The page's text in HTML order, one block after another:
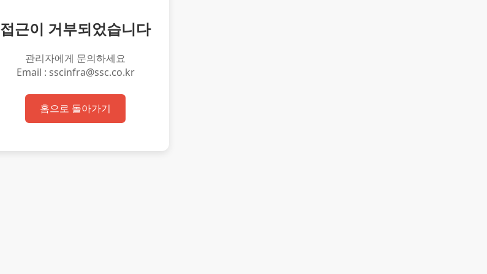
접근이 거부되었습니다
관리자에게 문의하세요
Email : sscinfra@ssc.co.kr
홈으로 돌아가기